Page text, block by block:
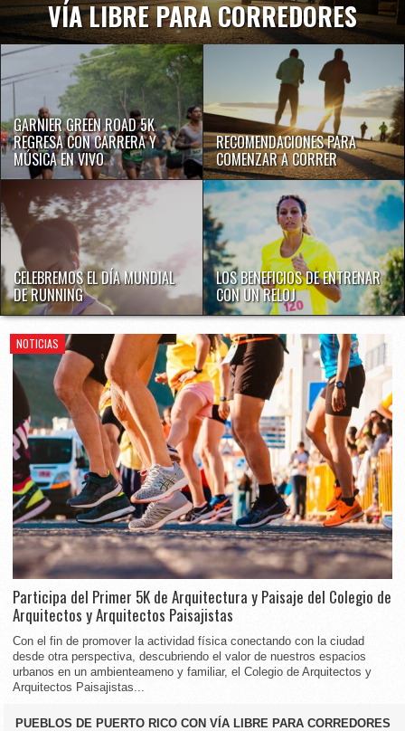
VÍA LIBRE PARA CORREDORES
GARNIER GREEN ROAD 5K
REGRESA CON CARRERA Y
MÚSICA EN VIVO
RECOMENDACIONES PARA
COMENZAR A CORRER
CELEBREMOS EL DÍA MUNDIAL
DE RUNNING
LOS BENEFICIOS DE ENTRENAR
CON UN RELOJ
NOTICIAS
Participa del Primer 5K de Arquitectura y Paisaje del Colegio de
Arquitectos y Arquitectos Paisajistas
Con el fin de promover la actividad física conectando con la ciudad
desde otra perspectiva, descubriendo el valor de nuestros espacios
urbanos en un ambienteameno y familiar, el Colegio de Arquitectos y
Arquitectos Paisajistas...
PUEBLOS DE PUERTO RICO CON VÍA LIBRE PARA CORREDORES